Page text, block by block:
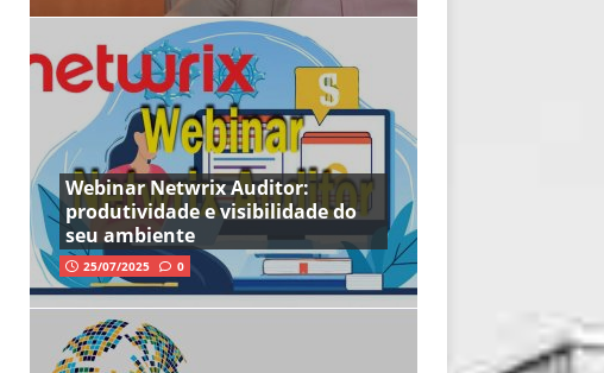
Webinar Netwrix Auditor:
produtividade e visibilidade do
seu ambiente
25/07/2025 0